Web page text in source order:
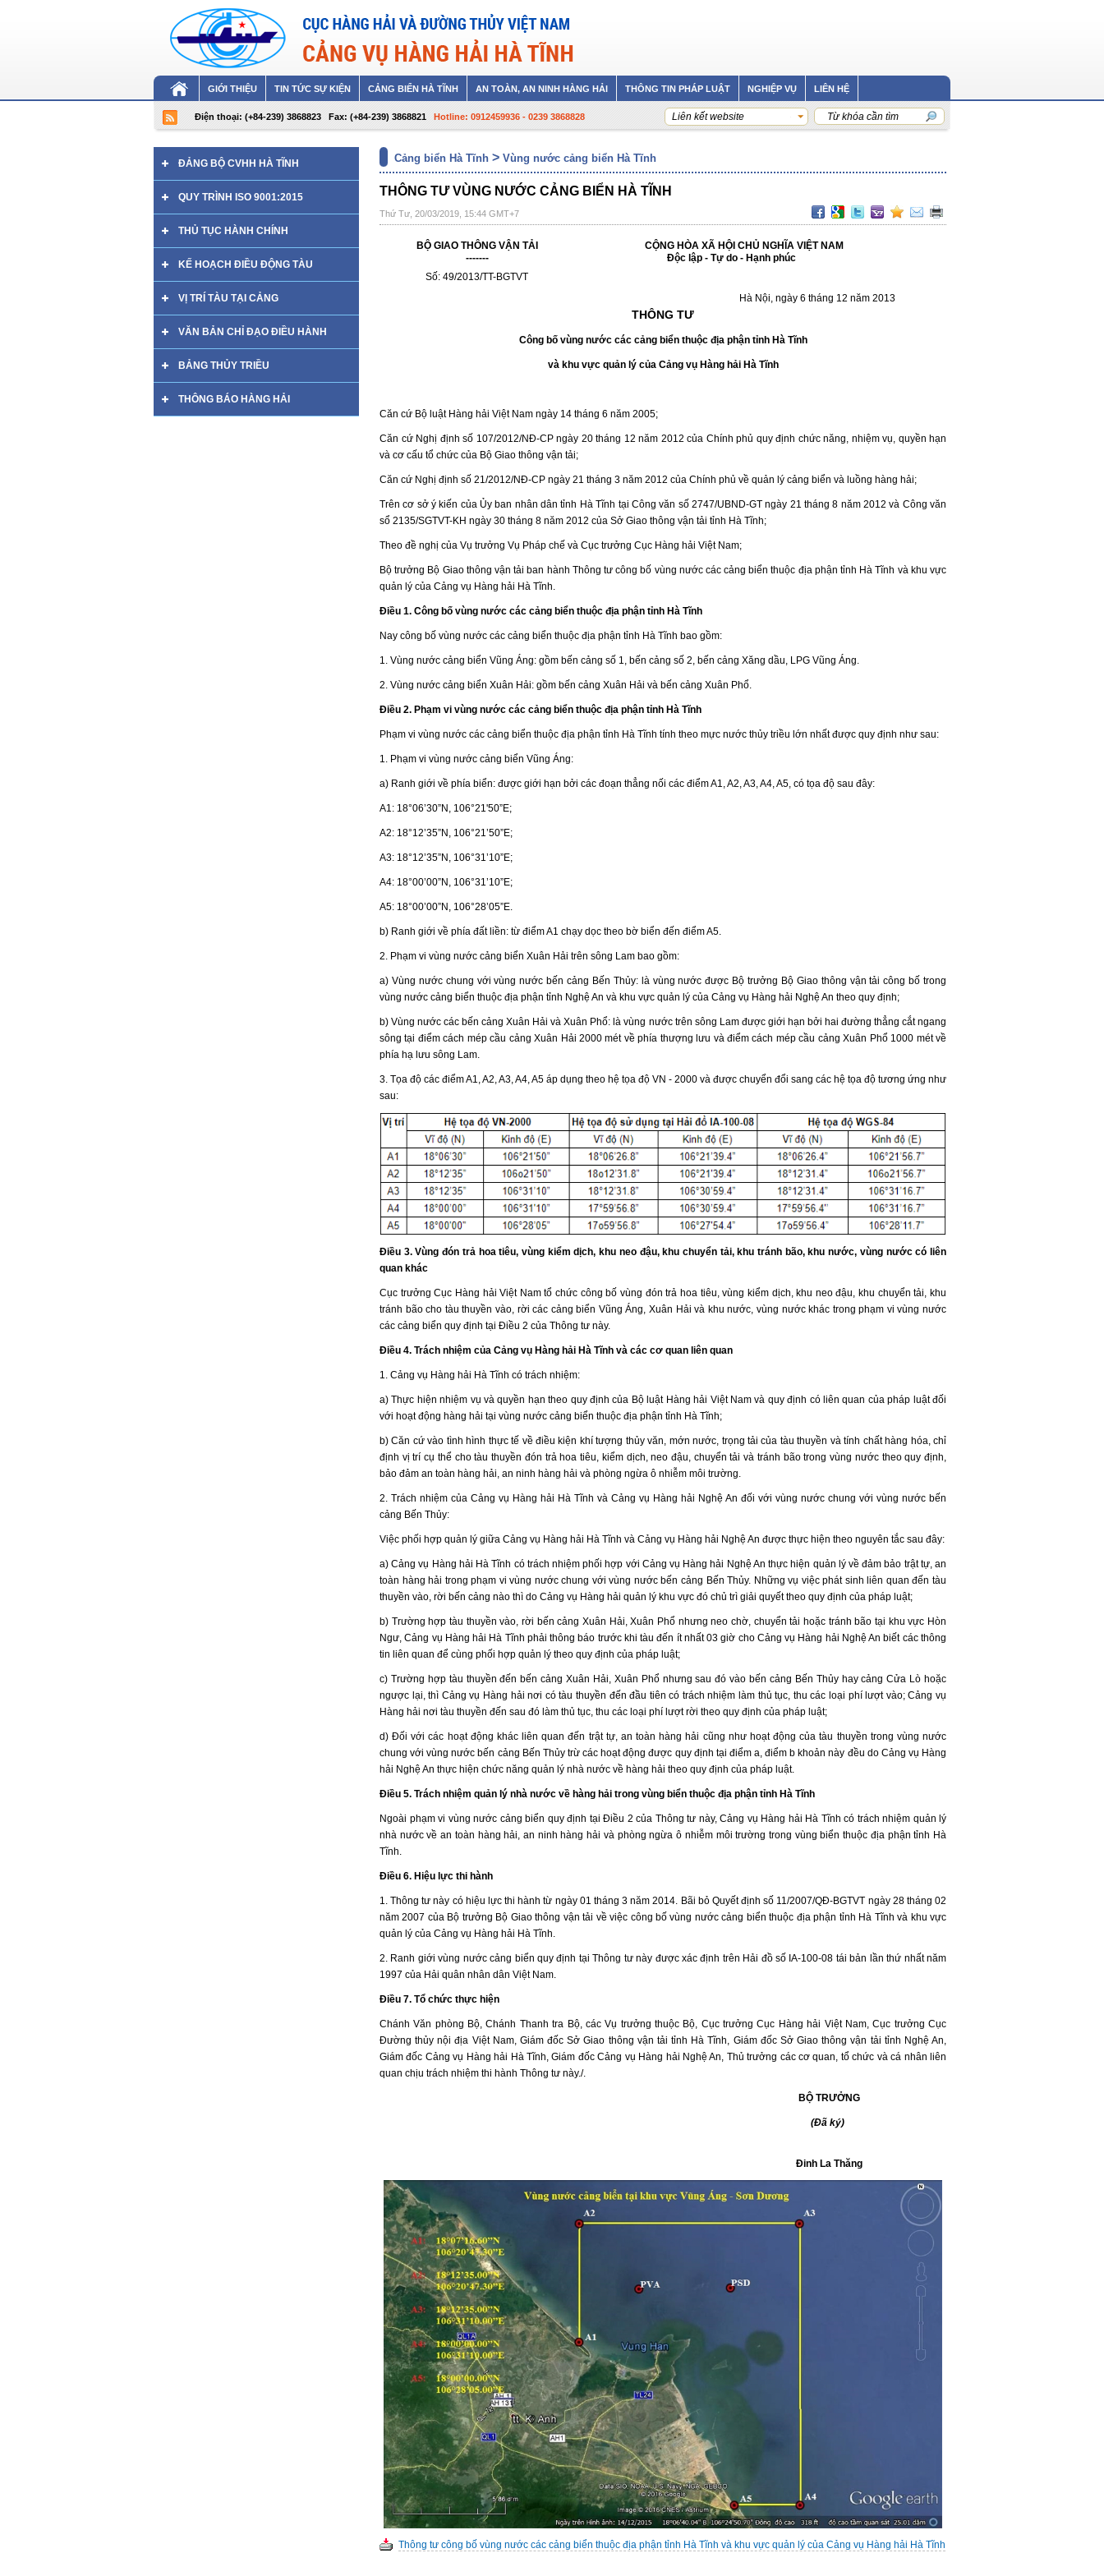
GIỚI THIỆU TIN TỨC SỰ KIỆN CẢNG BIỂN HÀ TĨNH AN TOÀN, AN NINH HÀNG HẢI THÔNG TIN PHÁP LUẬT NGHIỆP VỤ LIÊN HỆ
Điện thoại: (+84-239) 3868823 Fax: (+84-239) 3868821 Hotline: 0912459936 - 0239 3868828 Liên kết website
ĐẢNG BỘ CVHH HÀ TĨNH
QUY TRÌNH ISO 9001:2015
THỦ TỤC HÀNH CHÍNH
KẾ HOẠCH ĐIỀU ĐỘNG TÀU
VỊ TRÍ TÀU TẠI CẢNG
VĂN BẢN CHỈ ĐẠO ĐIỀU HÀNH
BẢNG THỦY TRIỀU
THÔNG BÁO HÀNG HẢI
Cảng biển Hà Tĩnh > Vùng nước cảng biển Hà Tĩnh
THÔNG TƯ VÙNG NƯỚC CẢNG BIỂN HÀ TĨNH
Thứ Tư, 20/03/2019, 15:44 GMT+7
BỘ GIAO THÔNG VẬN TẢI
-------
Số: 49/2013/TT-BGTVT
CỘNG HÒA XÃ HỘI CHỦ NGHĨA VIỆT NAM
Độc lập - Tự do - Hạnh phúc
Hà Nội, ngày 6 tháng 12 năm 2013
THÔNG TƯ
Công bố vùng nước các cảng biển thuộc địa phận tỉnh Hà Tĩnh
và khu vực quản lý của Cảng vụ Hàng hải Hà Tĩnh
Căn cứ Bộ luật Hàng hải Việt Nam ngày 14 tháng 6 năm 2005;
Căn cứ Nghị định số 107/2012/NĐ-CP ngày 20 tháng 12 năm 2012 của Chính phủ quy định chức năng, nhiệm vụ, quyền hạn
và cơ cấu tổ chức của Bộ Giao thông vận tải;
Căn cứ Nghị định số 21/2012/NĐ-CP ngày 21 tháng 3 năm 2012 của Chính phủ về quản lý cảng biển và luồng hàng hải;
Trên cơ sở ý kiến của Ủy ban nhân dân tỉnh Hà Tĩnh tại Công văn số 2747/UBND-GT ngày 21 tháng 8 năm 2012 và Công văn
sổ 2135/SGTVT-KH ngày 30 tháng 8 năm 2012 của Sở Giao thông vận tải tỉnh Hà Tĩnh;
Theo đề nghị của Vụ trưởng Vụ Pháp chế và Cục trưởng Cục Hàng hải Việt Nam;
Bộ trưởng Bộ Giao thông vận tải ban hành Thông tư công bố vùng nước các cảng biển thuộc địa phận tỉnh Hà Tĩnh và khu vực
quản lý của Cảng vụ Hàng hải Hà Tĩnh.
Điều 1. Công bố vùng nước các cảng biển thuộc địa phận tỉnh Hà Tĩnh
Nay công bố vùng nước các cảng biển thuộc địa phận tỉnh Hà Tĩnh bao gồm:
1. Vùng nước cảng biển Vũng Áng: gồm bến cảng số 1, bến cảng số 2, bến cảng Xăng dầu, LPG Vũng Áng.
2. Vùng nước cảng biển Xuân Hải: gồm bến cảng Xuân Hải và bến cảng Xuân Phổ.
Điều 2. Phạm vi vùng nước các cảng biển thuộc địa phận tỉnh Hà Tĩnh
Phạm vi vùng nước các cảng biển thuộc địa phận tỉnh Hà Tĩnh tính theo mực nước thủy triều lớn nhất được quy định như sau:
1. Phạm vi vùng nước cảng biển Vũng Áng:
a) Ranh giới về phía biển: được giới hạn bởi các đoạn thẳng nối các điểm A1, A2, A3, A4, A5, có tọa độ sau đây:
A1: 18°06’30”N, 106°21'50”E;
A2: 18°12’35”N, 106°21’50”E;
A3: 18°12’35”N, 106°31’10”E;
A4: 18°00’00”N, 106°31’10”E;
A5: 18°00’00”N, 106°28’05”E.
b) Ranh giới về phía đất liền: từ điểm A1 chạy dọc theo bờ biển đến điểm A5.
2. Phạm vi vùng nước cảng biển Xuân Hải trên sông Lam bao gồm:
a) Vùng nước chung với vùng nước bến cảng Bến Thủy: là vùng nước được Bộ trưởng Bộ Giao thông vận tải công bố trong
vùng nước cảng biển thuộc địa phận tỉnh Nghệ An và khu vực quản lý của Cảng vụ Hàng hải Nghệ An theo quy định;
b) Vùng nước các bến cảng Xuân Hải và Xuân Phổ: là vùng nước trên sông Lam được giới hạn bởi hai đường thẳng cắt ngang
sông tại điểm cách mép cầu cảng Xuân Hải 2000 mét về phía thượng lưu và điểm cách mép cầu cảng Xuân Phổ 1000 mét về
phía hạ lưu sông Lam.
3. Tọa độ các điểm A1, A2, A3, A4, A5 áp dụng theo hệ tọa độ VN - 2000 và được chuyển đổi sang các hệ tọa độ tương ứng như
sau:
Điều 3. Vùng đón trả hoa tiêu, vùng kiểm dịch, khu neo đậu, khu chuyển tải, khu tránh bão, khu nước, vùng nước có liên
quan khác
Cục trưởng Cục Hàng hải Việt Nam tổ chức công bố vùng đón trả hoa tiêu, vùng kiểm dịch, khu neo đậu, khu chuyển tải, khu
tránh bão cho tàu thuyền vào, rời các cảng biển Vũng Áng, Xuân Hải và khu nước, vùng nước khác trong phạm vi vùng nước
các cảng biển quy định tại Điều 2 của Thông tư này.
Điều 4. Trách nhiệm của Cảng vụ Hàng hải Hà Tĩnh và các cơ quan liên quan
1. Cảng vụ Hàng hải Hà Tĩnh có trách nhiệm:
a) Thực hiện nhiệm vụ và quyền hạn theo quy định của Bộ luật Hàng hải Việt Nam và quy định có liên quan của pháp luật đối
với hoạt động hàng hải tại vùng nước cảng biển thuộc địa phận tỉnh Hà Tĩnh;
b) Căn cứ vào tình hình thực tế về điều kiện khí tượng thủy văn, mớn nước, trọng tải của tàu thuyền và tính chất hàng hóa, chỉ
định vị trí cụ thể cho tàu thuyền đón trả hoa tiêu, kiểm dịch, neo đậu, chuyển tải và tránh bão trong vùng nước theo quy định,
bảo đảm an toàn hàng hải, an ninh hàng hải và phòng ngừa ô nhiễm môi trường.
2. Trách nhiệm của Cảng vụ Hàng hải Hà Tĩnh và Cảng vụ Hàng hải Nghệ An đối với vùng nước chung với vùng nước bến
cảng Bến Thủy:
Việc phối hợp quản lý giữa Cảng vụ Hàng hải Hà Tĩnh và Cảng vụ Hàng hải Nghệ An được thực hiện theo nguyên tắc sau đây:
a) Cảng vụ Hàng hải Hà Tĩnh có trách nhiệm phối hợp với Cảng vụ Hàng hải Nghệ An thực hiện quản lý về đảm bảo trật tự, an
toàn hàng hải trong phạm vi vùng nước chung với vùng nước bến cảng Bến Thủy. Những vụ việc phát sinh liên quan đến tàu
thuyền vào, rời bến cảng nào thì do Cảng vụ Hàng hải quản lý khu vực đó chủ trì giải quyết theo quy định của pháp luật;
b) Trường hợp tàu thuyền vào, rời bến cảng Xuân Hải, Xuân Phổ nhưng neo chờ, chuyển tải hoặc tránh bão tại khu vực Hòn
Ngư, Cảng vụ Hàng hải Hà Tĩnh phải thông báo trước khi tàu đến ít nhất 03 giờ cho Cảng vụ Hàng hải Nghệ An biết các thông
tin liên quan để cùng phối hợp quản lý theo quy định của pháp luật;
c) Trường hợp tàu thuyền đến bến cảng Xuân Hải, Xuân Phổ nhưng sau đó vào bến cảng Bến Thủy hay cảng Cửa Lò hoặc
ngược lại, thì Cảng vụ Hàng hải nơi có tàu thuyền đến đầu tiên có trách nhiệm làm thủ tục, thu các loại phí lượt vào; Cảng vụ
Hàng hải nơi tàu thuyền đến sau đó làm thủ tục, thu các loại phí lượt rời theo quy định của pháp luật;
d) Đối với các hoạt động khác liên quan đến trật tự, an toàn hàng hải cũng như hoạt động của tàu thuyền trong vùng nước
chung với vùng nước bến cảng Bến Thủy trừ các hoạt động được quy định tại điểm a, điểm b khoản này đều do Cảng vụ Hàng
hải Nghệ An thực hiện chức năng quản lý nhà nước về hàng hải theo quy định của pháp luật.
Điều 5. Trách nhiệm quản lý nhà nước về hàng hải trong vùng biển thuộc địa phận tỉnh Hà Tĩnh
Ngoài phạm vi vùng nước cảng biển quy định tại Điều 2 của Thông tư này, Cảng vụ Hàng hải Hà Tĩnh có trách nhiệm quản lý
nhà nước về an toàn hàng hải, an ninh hàng hải và phòng ngừa ô nhiễm môi trường trong vùng biển thuộc địa phận tỉnh Hà
Tĩnh.
Điều 6. Hiệu lực thi hành
1. Thông tư này có hiệu lực thi hành từ ngày 01 tháng 3 năm 2014. Bãi bỏ Quyết định số 11/2007/QĐ-BGTVT ngày 28 tháng 02
năm 2007 của Bộ trưởng Bộ Giao thông vận tải về việc công bố vùng nước cảng biển thuộc địa phận tỉnh Hà Tĩnh và khu vực
quản lý của Cảng vụ Hàng hải Hà Tĩnh.
2. Ranh giới vùng nước cảng biển quy định tại Thông tư này được xác định trên Hải đồ số IA-100-08 tái bản lần thứ nhất năm
1997 của Hải quân nhân dân Việt Nam.
Điều 7. Tổ chức thực hiện
Chánh Văn phòng Bộ, Chánh Thanh tra Bộ, các Vụ trưởng thuộc Bộ, Cục trưởng Cục Hàng hải Việt Nam, Cục trưởng Cục
Đường thủy nội địa Việt Nam, Giám đốc Sở Giao thông vận tải tỉnh Hà Tĩnh, Giám đốc Sở Giao thông vận tải tỉnh Nghệ An,
Giám đốc Cảng vụ Hàng hải Hà Tĩnh, Giám đốc Cảng vụ Hàng hải Nghệ An, Thủ trưởng các cơ quan, tổ chức và cá nhân liên
quan chịu trách nhiệm thi hành Thông tư này./.
BỘ TRƯỞNG
(Đã ký)
Đinh La Thăng
Thông tư công bố vùng nước các cảng biển thuộc địa phận tỉnh Hà Tĩnh và khu vực quản lý của Cảng vụ Hàng hải Hà Tĩnh